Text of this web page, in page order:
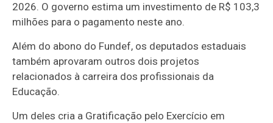
2026. O governo estima um investimento de R$ 103,3
milhões para o pagamento neste ano.
Além do abono do Fundef, os deputados estaduais
também aprovaram outros dois projetos
relacionados à carreira dos profissionais da
Educação.
Um deles cria a Gratificação pelo Exercício em